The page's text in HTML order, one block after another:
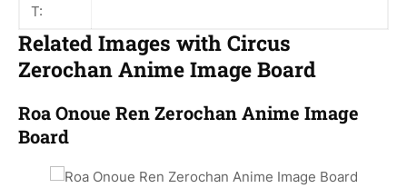
T:
Related Images with Circus
Zerochan Anime Image Board
Roa Onoue Ren Zerochan Anime Image
Board